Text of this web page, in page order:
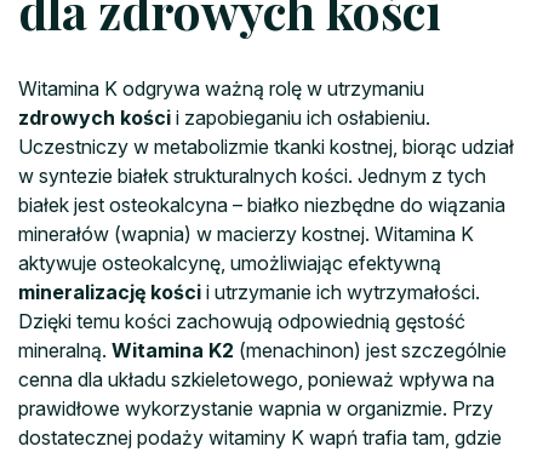
Witamina K odgrywa ważną rolę w utrzymaniu
zdrowych kości i zapobieganiu ich osłabieniu.
Uczestniczy w metabolizmie tkanki kostnej, biorąc udział
w syntezie białek strukturalnych kości. Jednym z tych
białek jest osteokalcyna – białko niezbędne do wiązania
minerałów (wapnia) w macierzy kostnej. Witamina K
aktywuje osteokalcynę, umożliwiając efektywną
mineralizację kości i utrzymanie ich wytrzymałości.
Dzięki temu kości zachowują odpowiednią gęstość
mineralną. Witamina K2 (menachinon) jest szczególnie
cenna dla układu szkieletowego, ponieważ wpływa na
prawidłowe wykorzystanie wapnia w organizmie. Przy
dostatecznej podaży witaminy K wapń trafia tam, gdzie